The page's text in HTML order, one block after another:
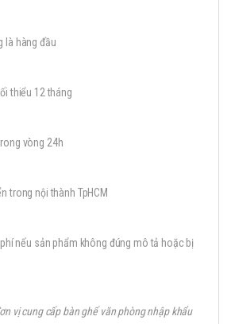
là hàng đầu
thiểu 12 tháng
vòng 24h
trong nội thành TpHCM
nếu sản phẩm không đúng mô tả hoặc bị
vị cung cấp bàn ghế văn phòng nhập khẩu